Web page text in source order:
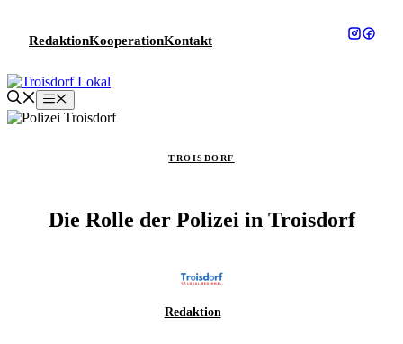
springen
RedaktionKooperationKontakt
Menü
TROISDORF
Die Rolle der Polizei in Troisdorf
Redaktion